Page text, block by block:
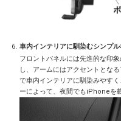
車内インテリアに馴染むシンプル
フロントパネルには先進的な印
し、アームにはアクセントとな
で車内インテリアに馴染みやす
ーによって、夜間でもiPhoneを